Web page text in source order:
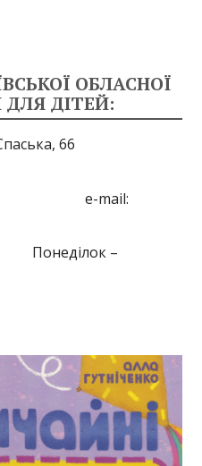
ОБЛАСНОЇ
ДЛЯ ДІТЕЙ:
66
55 e-mail:
Понеділок –